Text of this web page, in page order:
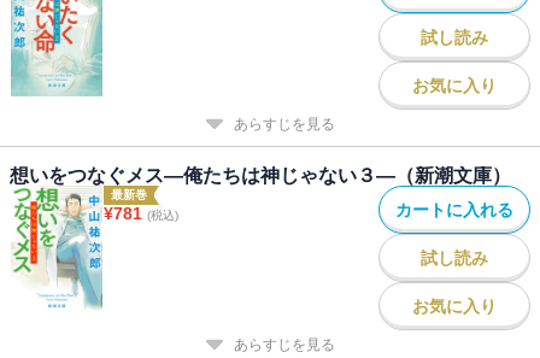
試し読み
お気に入り
あらすじを見る
想いをつなぐメス―俺たちは神じゃない３―（新潮文庫）
最新巻
¥781 (税込) カートに入れる
試し読み
お気に入り
あらすじを見る